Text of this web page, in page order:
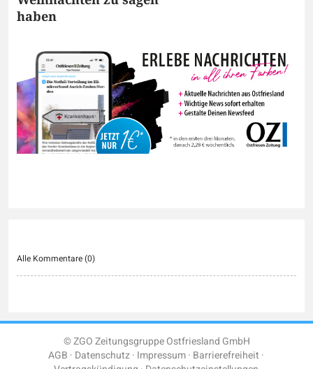
haben
Alle Kommentare (0)
© ZGO Zeitungsgruppe Ostfriesland GmbH
AGB Datenschutz Impressum Barrierefreiheit